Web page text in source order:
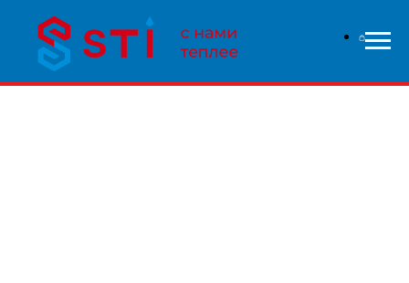
В связи с высокой нагрузкой на сайт - заказы
обрабатываются дольше чем обычно, приносим свои
извинения и надеемся на понимание с вашей стороны.